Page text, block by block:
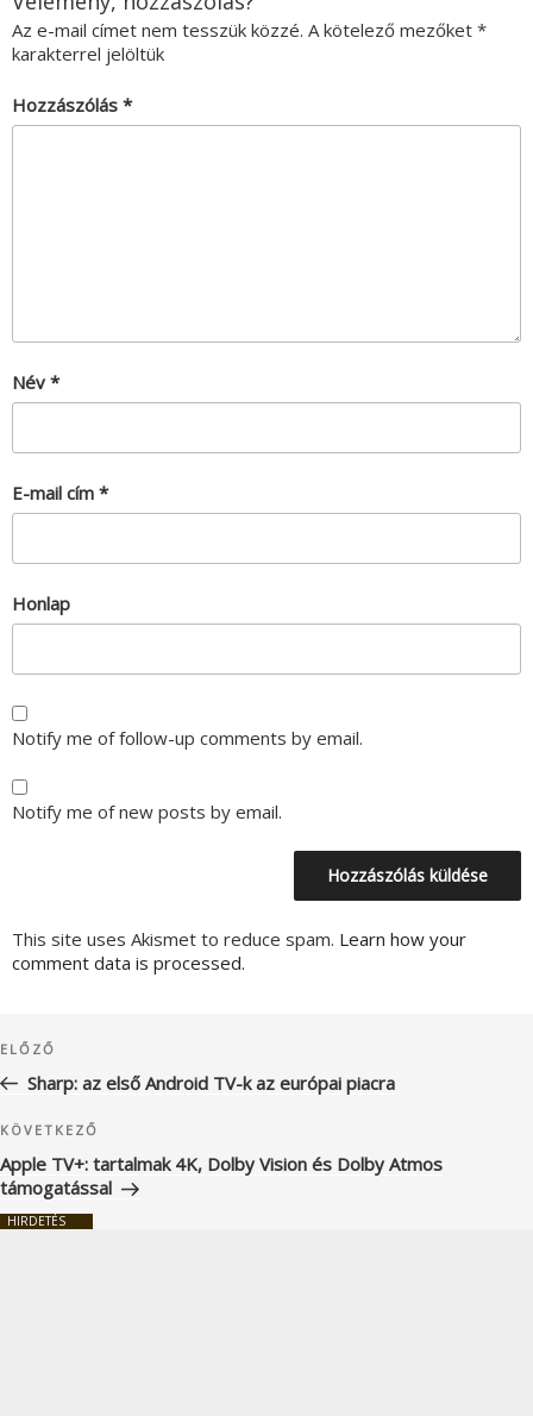
Az e-mail címet nem tesszük közzé. A kötelező mezőket *
karakterrel jelöltük
Hozzászólás *
Név *
E-mail cím *
Honlap
Notify me of follow-up comments by email.
Notify me of new posts by email.
This site uses Akismet to reduce spam. Learn how your
comment data is processed.
navigáció
Korábbi
bejegyzés
ELŐZŐ
Sharp: az első Android TV-k az európai piacra
Következő
bejegyzés
KÖVETKEZŐ
Apple TV+: tartalmak 4K, Dolby Vision és Dolby Atmos
támogatással
HIRDETÉS